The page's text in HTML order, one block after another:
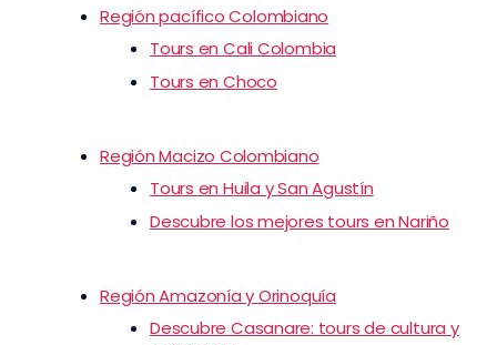
Región pacífico Colombiano
Tours en Cali Colombia
Tours en Choco
Región Macizo Colombiano
Tours en Huila y San Agustín
Descubre los mejores tours en Nariño
Región Amazonía y Orinoquía
Descubre Casanare: tours de cultura y